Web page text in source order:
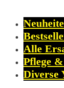
Alle
Pflege
Diverse